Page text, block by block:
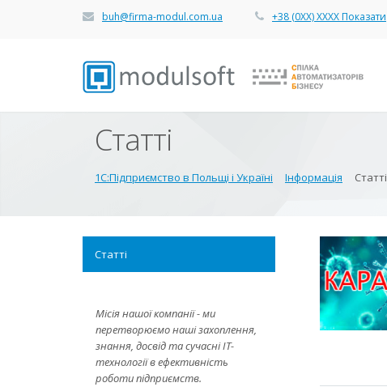
buh@firma-modul.com.ua +38 (0ХХ) ХХХХ Показати
Статті
1С:Підприємство в Польщі і Україні Інформація Статті
Статті
Місія нашої компанії - ми
перетворюємо наші захоплення,
знання, досвід та сучасні IT-
технології в ефективність
роботи підприємств.